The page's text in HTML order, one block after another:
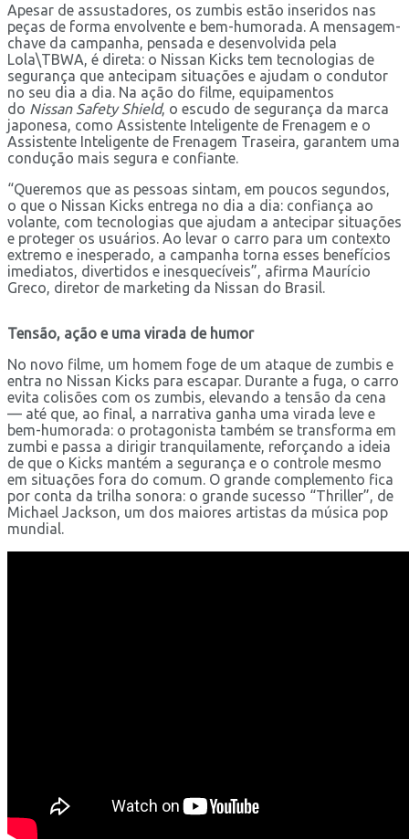
Apesar de assustadores, os zumbis estão inseridos nas
peças de forma envolvente e bem-humorada. A mensagem-
chave da campanha, pensada e desenvolvida pela
Lola\TBWA, é direta: o Nissan Kicks tem tecnologias de
segurança que antecipam situações e ajudam o condutor
no seu dia a dia. Na ação do filme, equipamentos
do Nissan Safety Shield, o escudo de segurança da marca
japonesa, como Assistente Inteligente de Frenagem e o
Assistente Inteligente de Frenagem Traseira, garantem uma
condução mais segura e confiante.
“Queremos que as pessoas sintam, em poucos segundos,
o que o Nissan Kicks entrega no dia a dia: confiança ao
volante, com tecnologias que ajudam a antecipar situações
e proteger os usuários. Ao levar o carro para um contexto
extremo e inesperado, a campanha torna esses benefícios
imediatos, divertidos e inesquecíveis”, afirma Maurício
Greco, diretor de marketing da Nissan do Brasil.
Tensão, ação e uma virada de humor
No novo filme, um homem foge de um ataque de zumbis e
entra no Nissan Kicks para escapar. Durante a fuga, o carro
evita colisões com os zumbis, elevando a tensão da cena
— até que, ao final, a narrativa ganha uma virada leve e
bem-humorada: o protagonista também se transforma em
zumbi e passa a dirigir tranquilamente, reforçando a ideia
de que o Kicks mantém a segurança e o controle mesmo
em situações fora do comum. O grande complemento fica
por conta da trilha sonora: o grande sucesso “Thriller”, de
Michael Jackson, um dos maiores artistas da música pop
mundial.